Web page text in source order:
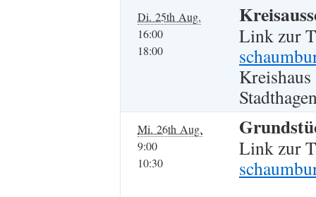
Di. 25th Aug.
16:00
18:00
Link zur
Kreishaus
Mi. 26th Aug.
9:00
10:30
Link zur